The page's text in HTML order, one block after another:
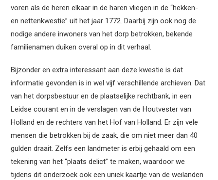
voren als de heren elkaar in de haren vliegen in de “hekken-
en nettenkwestie” uit het jaar 1772. Daarbij zijn ook nog de
nodige andere inwoners van het dorp betrokken, bekende
familienamen duiken overal op in dit verhaal.
Bijzonder en extra interessant aan deze kwestie is dat
informatie gevonden is in wel vijf verschillende archieven. Dat
van het dorpsbestuur en de plaatselijke rechtbank, in een
Leidse courant en in de verslagen van de Houtvester van
Holland en de rechters van het Hof van Holland. Er zijn vele
mensen die betrokken bij de zaak, die om niet meer dan 40
gulden draait. Zelfs een landmeter is erbij gehaald om een
tekening van het “plaats delict” te maken, waardoor we
tijdens dit onderzoek ook een uniek kaartje van de weilanden